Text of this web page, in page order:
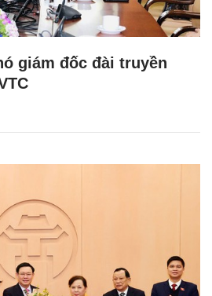
giám đốc đài truyền